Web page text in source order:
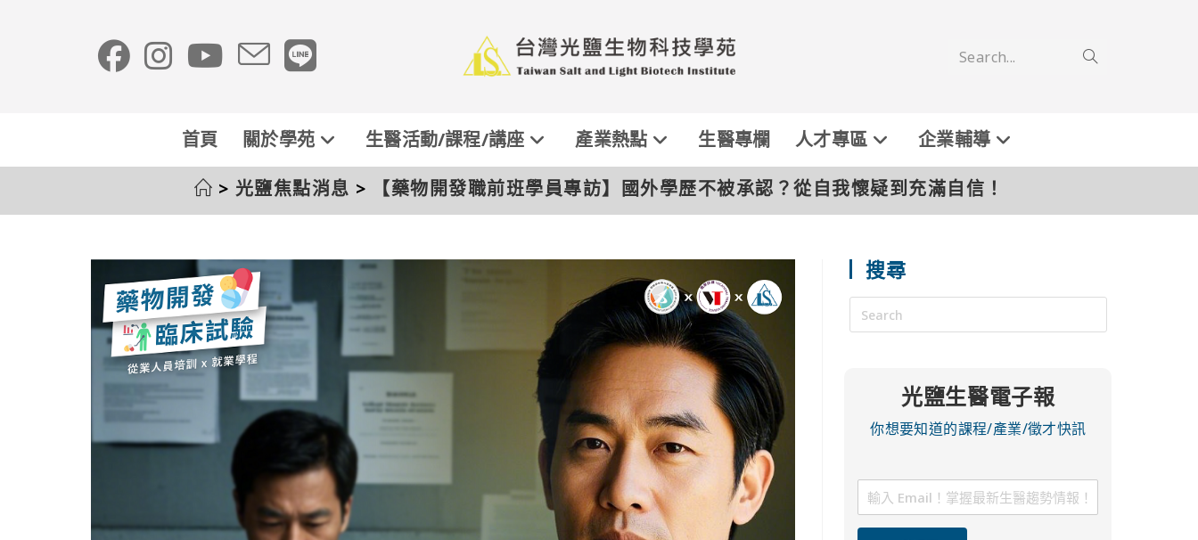
Search...
首頁 關於學苑 生醫活動/課程/講座 產業熱點 生醫專欄 人才專區 企業輔導
> 光鹽焦點消息 > 【藥物開發職前班學員專訪】國外學歷不被承認？從自我懷疑到充滿自信！
搜尋
光鹽生醫電子報
你想要知道的課程/產業/徵才快訊